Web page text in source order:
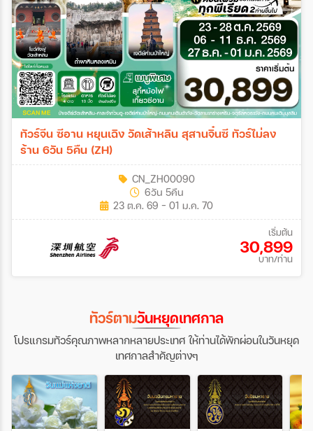
ทัวร์จีน ซีอาน หยุนเฉิง วัดเส้าหลิน สุสานจิ๋นซี ทัวร์ไม่ลง
ร้าน 6วัน 5คืน (ZH)
CN_ZH00090
6วัน 5คืน
23 ต.ค. 69 - 01 ม.ค. 70
เริ่มต้น
30,899
บาท/ท่าน
ทัวร์ตามวันหยุดเทศกาล
โปรแกรมทัวร์คุณภาพหลากหลายประเทศ ให้ท่านได้พักผ่อนในวันหยุด
เทศกาลสำคัญต่างๆ